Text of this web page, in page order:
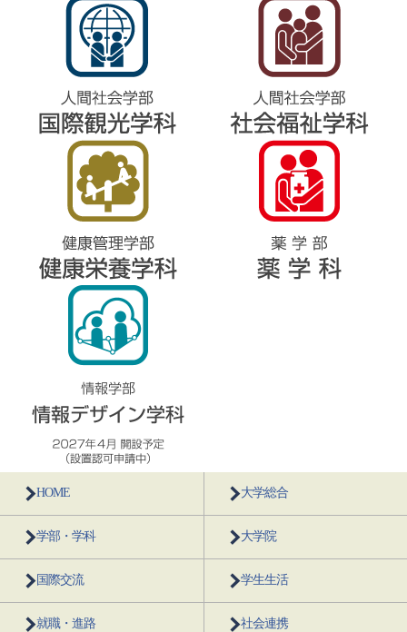
HOME 大学総合
学部・学科 大学院
国際交流 学生生活
就職・進路 社会連携